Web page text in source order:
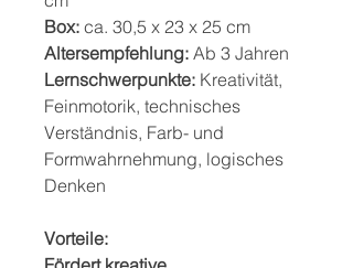
Box: ca. 30,5 x 23 x 25 cm
Altersempfehlung: Ab 3 Jahren
Lernschwerpunkte: Kreativität,
Feinmotorik, technisches
Verständnis, Farb- und
Formwahrnehmung, logisches
Denken
Vorteile: